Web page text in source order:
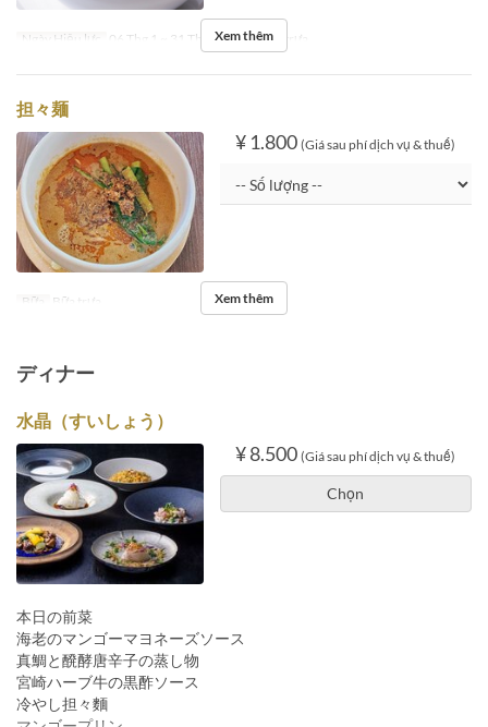
Ngày Hiệu lực 06 Thg 1 ~ 31 Thg 1 Bữa Bữa trưa
Xem thêm
担々麺
¥ 1.800 (Giá sau phí dịch vụ & thuế)
Bữa Bữa trưa Xem thêm
ディナー
水晶（すいしょう）
¥ 8.500 (Giá sau phí dịch vụ & thuế)
Chọn
本日の前菜
海老のマンゴーマヨネーズソース
真鯛と醗酵唐辛子の蒸し物
宮崎ハーブ牛の黒酢ソース
冷やし担々麵